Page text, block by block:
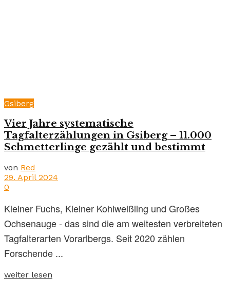
Gsiberg
Vier Jahre systematische
Tagfalterzählungen in Gsiberg – 11.000
Schmetterlinge gezählt und bestimmt
von Red
29. April 2024
0
Kleiner Fuchs, Kleiner Kohlweißling und Großes
Ochsenauge - das sind die am weitesten verbreiteten
Tagfalterarten Vorarlbergs. Seit 2020 zählen
Forschende ...
weiter lesen